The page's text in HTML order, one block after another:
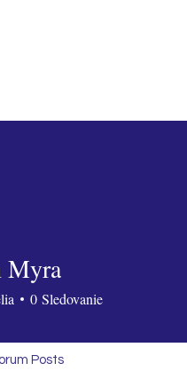
0 Sledovanie
Posts